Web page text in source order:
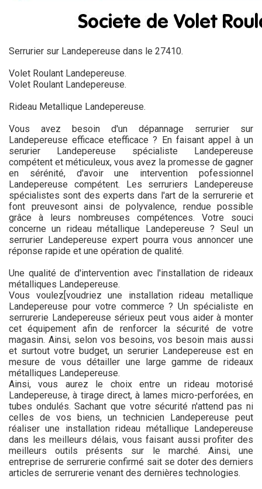
Serrurier sur Landepereuse dans le 27410.
Volet Roulant Landepereuse.
Volet Roulant Landepereuse.
Rideau Metallique Landepereuse.
Vous avez besoin d'un dépannage serrurier sur
Landepereuse efficace etefficace ? En faisant appel à un
serurier Landepereuse spécialiste Landepereuse
compétent et méticuleux, vous avez la promesse de gagner
en sérénité, d'avoir une intervention pofessionnel
Landepereuse compétent. Les serruriers Landepereuse
spécialistes sont des experts dans l'art de la serrurerie et
font preuvesont ainsi de polyvalence, rendue possible
grâce à leurs nombreuses compétences. Votre souci
concerne un rideau métallique Landepereuse ? Seul un
serrurier Landepereuse expert pourra vous annoncer une
réponse rapide et une opération de qualité.
Une qualité de d'intervention avec l'installation de rideaux
métalliques Landepereuse.
Vous voulez[voudriez une installation rideau metallique
Landepereuse pour votre commerce ? Un spécialiste en
serrurerie Landepereuse sérieux peut vous aider à monter
cet équipement afin de renforcer la sécurité de votre
magasin. Ainsi, selon vos besoins, vos besoin mais aussi
et surtout votre budget, un serurier Landepereuse est en
mesure de vous détailler une large gamme de rideaux
métalliques Landepereuse.
Ainsi, vous aurez le choix entre un rideau motorisé
Landepereuse, à tirage direct, à lames micro-perforées, en
tubes ondulés. Sachant que votre sécurité n'attend pas ni
celles de vos biens, un technicien Landepereuse peut
réaliser une installation rideau métallique Landepereuse
dans les meilleurs délais, vous faisant aussi profiter des
meilleurs outils présents sur le marché. Ainsi, une
entreprise de serrurerie confirmé sait se doter des derniers
articles de serrurerie venant des dernières technologies.